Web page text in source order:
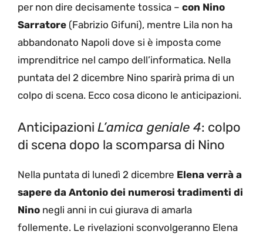
per non dire decisamente tossica – con Nino
Sarratore (Fabrizio Gifuni), mentre Lila non ha
abbandonato Napoli dove si è imposta come
imprenditrice nel campo dell’informatica. Nella
puntata del 2 dicembre Nino sparirà prima di un
colpo di scena. Ecco cosa dicono le anticipazioni.
Anticipazioni L’amica geniale 4: colpo
di scena dopo la scomparsa di Nino
Nella puntata di lunedì 2 dicembre Elena verrà a
sapere da Antonio dei numerosi tradimenti di
Nino negli anni in cui giurava di amarla
follemente. Le rivelazioni sconvolgeranno Elena